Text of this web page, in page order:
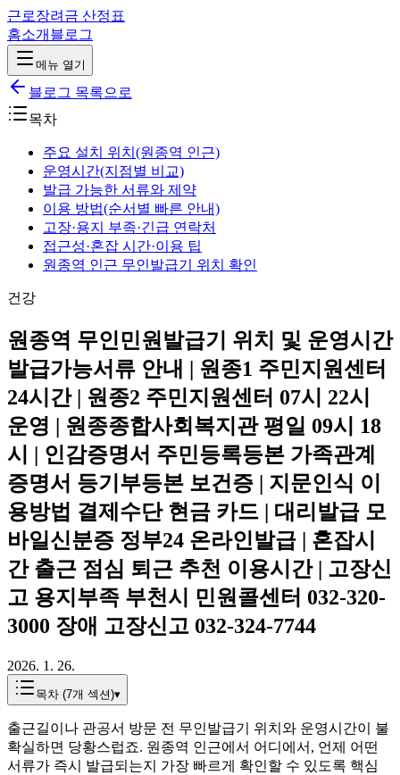
근로장려금 산정표
홈소개 블로그
메뉴 열기
블로그 목록으로
목차
주요 설치 위치(원종역 인근)
운영시간(지점별 비교)
발급 가능한 서류와 제약
이용 방법(순서별 빠른 안내)
고장·용지 부족·긴급 연락처
접근성·혼잡 시간·이용 팁
원종역 인근 무인발급기 위치 확인
건강
원종역 무인민원발급기 위치 및 운영시간
발급가능서류 안내 | 원종1 주민지원센터
24시간 | 원종2 주민지원센터 07시 22시
운영 | 원종종합사회복지관 평일 09시 18
시 | 인감증명서 주민등록등본 가족관계
증명서 등기부등본 보건증 | 지문인식 이
용방법 결제수단 현금 카드 | 대리발급 모
바일신분증 정부24 온라인발급 | 혼잡시
간 출근 점심 퇴근 추천 이용시간 | 고장신
고 용지부족 부천시 민원콜센터 032-320-
3000 장애 고장신고 032-324-7744
2026. 1. 26.
목차 (7개 섹션)▾
출근길이나 관공서 방문 전 무인발급기 위치와 운영시간이 불
확실하면 당황스럽죠. 원종역 인근에서 어디에서, 언제 어떤
서류가 즉시 발급되는지 가장 빠르게 확인할 수 있도록 핵심